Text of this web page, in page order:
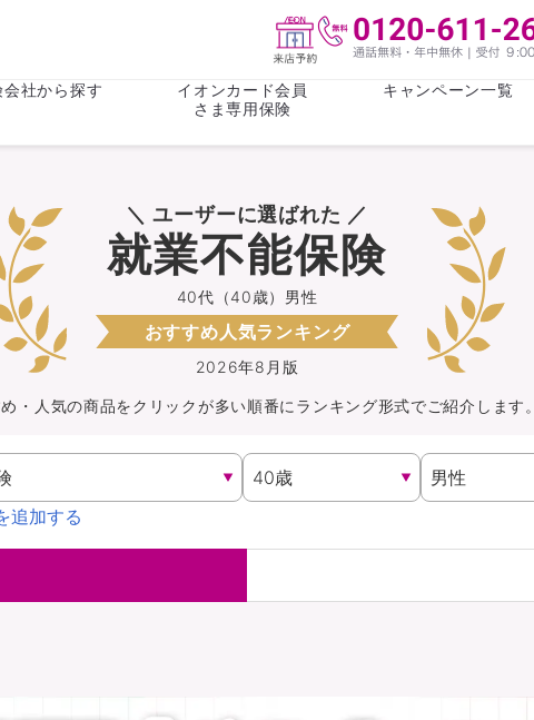
がん保険 女性医療保険
収入保障保険
持病がある方向け
持病がある方向け
がん保険
火災保険
WAON POINT還元型保険
がん保険 女性医療保険
収入保障保険 介護・認知症保険
会社から探す
イオンカード会員
さま専用保険
キャンペーン一覧
ライフステージ 心配事
＼ ユーザーに選ばれた ／
2026年8月版
40代（40歳）男性
就業不能保険
おすすめ人気ランキング
・人気の商品をクリックが多い順番にランキング形式でご紹介します。
追加する